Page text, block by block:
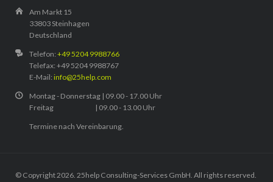
Am Markt 15
33803 Steinhagen
Deutschland
Telefon: +49 5204 9988766
Telefax: +49 5204 9988767
E-Mail: info@25help.com
Montag - Donnerstag | 09.00 - 17.00 Uhr
Freitag | 09.00 - 13.00 Uhr
Termine nach Vereinbarung.
© Copyright 2026. 25help Consulting-Services GmbH. All rights reserved.